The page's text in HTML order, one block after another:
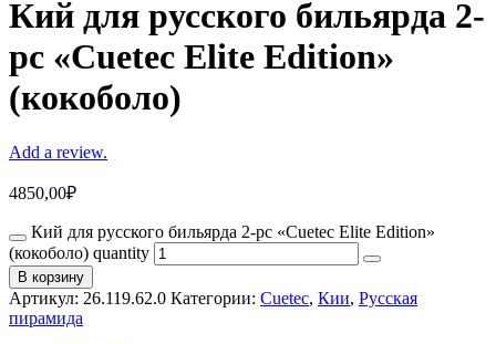
Кий для русского бильярда 2-
pc «Cuetec Elite Edition»
(кокоболо)
Add a review.
4850,00₽
Кий для русского бильярда 2-pc «Cuetec Elite Edition»
(кокоболо) quantity
В корзину
Артикул: 26.119.62.0 Категории: Cuetec, Кии, Русская
пирамида